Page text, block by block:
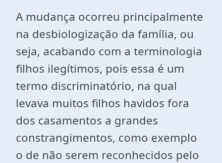
A mudança ocorreu principalmente
na desbiologização da família, ou
seja, acabando com a terminologia
filhos ilegítimos, pois essa é um
termo discriminatório, na qual
levava muitos filhos havidos fora
dos casamentos a grandes
constrangimentos, como exemplo
o de não serem reconhecidos pelo